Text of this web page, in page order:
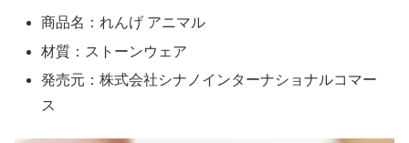
商品名：れんげ アニマル
材質：ストーンウェア
発売元：株式会社シナノインターナショナルコマー
ス